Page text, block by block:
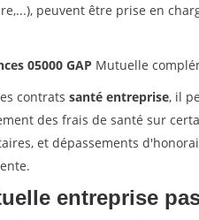
peuvent être prise en
05000 GAP Mutuelle
contrats santé entreprise, il
des frais de santé sur
et dépassements
entreprise